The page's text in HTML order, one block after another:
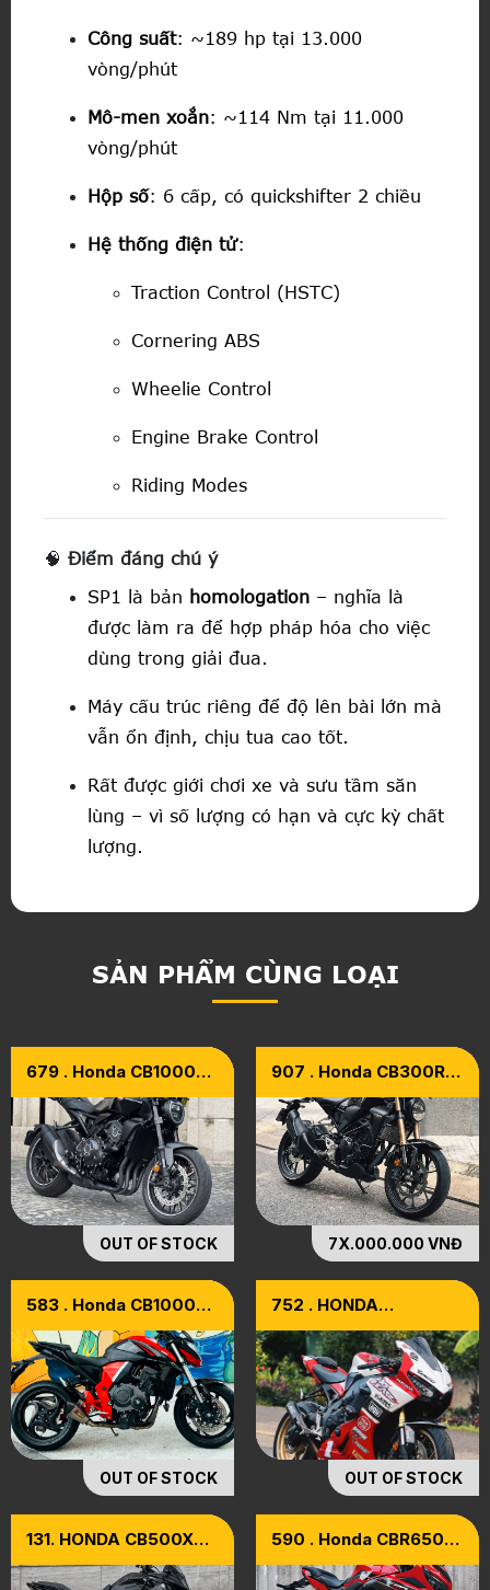
Công suất: ~189 hp tại 13.000
vòng/phút
Mô-men xoắn: ~114 Nm tại 11.000
vòng/phút
Hộp số: 6 cấp, có quickshifter 2 chiều
Hệ thống điện tử:
Traction Control (HSTC)
Cornering ABS
Wheelie Control
Engine Brake Control
Riding Modes
🧠 Điểm đáng chú ý
SP1 là bản homologation – nghĩa là
được làm ra để hợp pháp hóa cho việc
dùng trong giải đua.
Máy cấu trúc riêng để độ lên bài lớn mà
vẫn ổn định, chịu tua cao tốt.
Rất được giới chơi xe và sưu tầm săn
lùng – vì số lượng có hạn và cực kỳ chất
lượng.
SẢN PHẨM CÙNG LOẠI
679 . Honda CB1000R
2023
OUT OF STOCK
907 . Honda CB300R
7X.000.000 VNĐ
583 . Honda CB1000R
OUT OF STOCK
752 . HONDA
2017 [ ĐKLĐ 2022 ]
OUT OF STOCK
131. HONDA CB500X
590 . Honda CBR650R
2K Km]